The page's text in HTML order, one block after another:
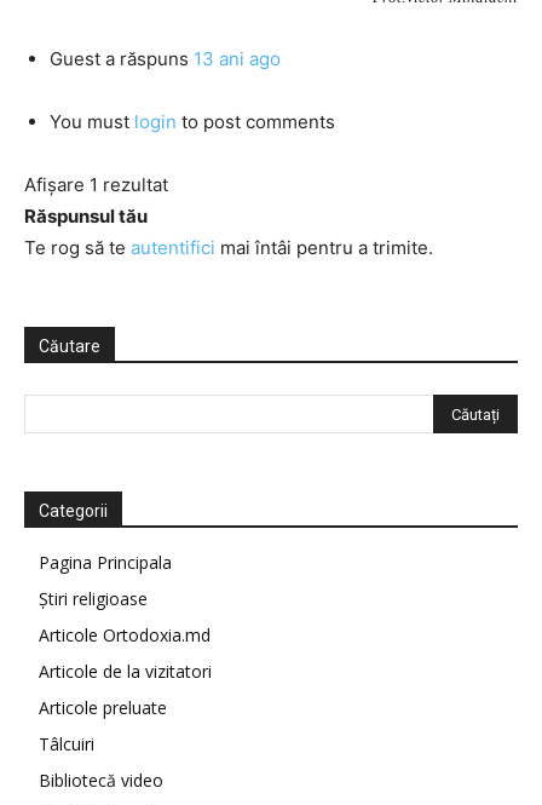
Guest a răspuns 13 ani ago
You must login to post comments
Afișare 1 rezultat
Răspunsul tău
Te rog să te autentifici mai întâi pentru a trimite.
Căutare
Categorii
Pagina Principala
Știri religioase
Articole Ortodoxia.md
Articole de la vizitatori
Articole preluate
Tâlcuiri
Bibliotecă video